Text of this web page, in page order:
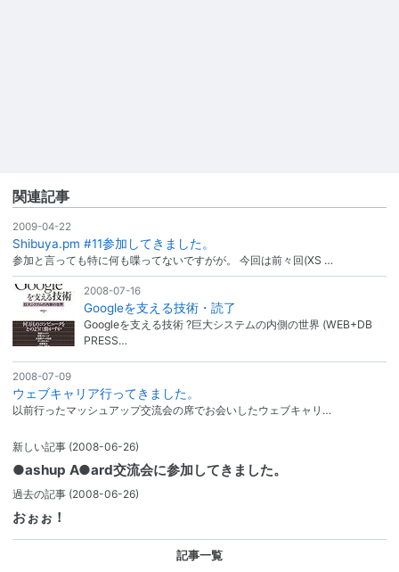
関連記事
2009-04-22
Shibuya.pm #11参加してきました。
参加と言っても特に何も喋ってないですがが。 今回は前々回(XS …
2008-07-16
Googleを支える技術・読了
Googleを支える技術 ?巨大システムの内側の世界 (WEB+DB
PRESS…
2008-07-09
ウェブキャリア行ってきました。
以前行ったマッシュアップ交流会の席でお会いしたウェブキャリ…
新しい記事 (2008-06-26)
●ashup A●ard交流会に参加してきました。
過去の記事 (2008-06-26)
おぉぉ！
記事一覧